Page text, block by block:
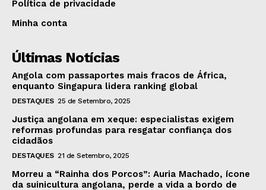
Política de privacidade
Minha conta
Últimas Notícias
Angola com passaportes mais fracos de África,
enquanto Singapura lidera ranking global
DESTAQUES 25 de Setembro, 2025
Justiça angolana em xeque: especialistas exigem
reformas profundas para resgatar confiança dos
cidadãos
DESTAQUES 21 de Setembro, 2025
Morreu a “Rainha dos Porcos”: Auria Machado, ícone
da suinicultura angolana, perde a vida a bordo de